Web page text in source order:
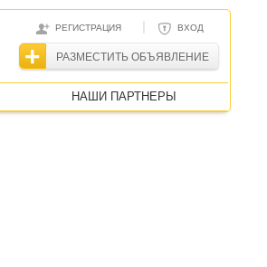
РЕГИСТРАЦИЯ | ВХОД
РАЗМЕСТИТЬ ОБЪЯВЛЕНИЕ
НАШИ ПАРТНЕРЫ